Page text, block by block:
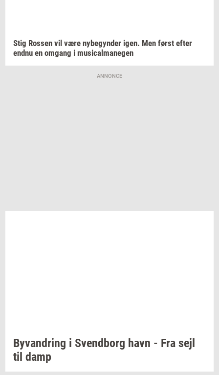
Stig Ros­sen vil være ny­be­gyn­der igen. Men først efter
endnu en om­gang i mu­si­cal­ma­ne­gen
ANNONCE
Byvan­dring i Svend­borg havn - Fra sejl
til damp